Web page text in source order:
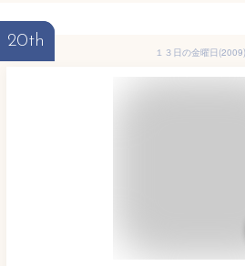
20th
１３日の金曜日